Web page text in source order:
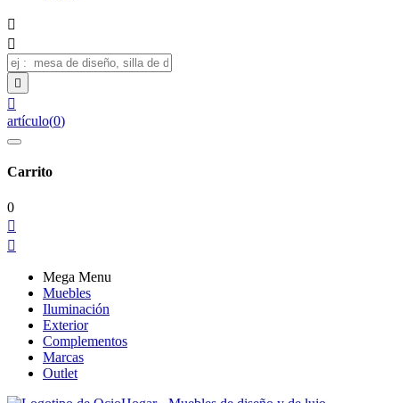




artículo(0)
Carrito
0


Mega Menu
Muebles
Iluminación
Exterior
Complementos
Marcas
Outlet